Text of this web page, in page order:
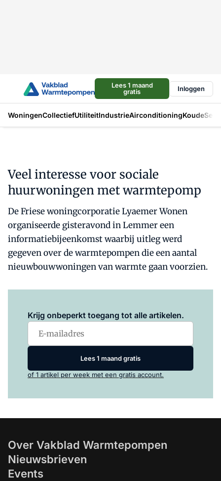
Lees 1 maand
gratis
Inloggen
WoningenCollectiefUtiliteitIndustrieAirconditioningKoude
Veel interesse voor sociale
huurwoningen met warmtepomp
De Friese woningcorporatie Lyaemer Wonen
organiseerde gisteravond in Lemmer een
informatiebijeenkomst waarbij uitleg werd
gegeven over de warmtepompen die een aantal
nieuwbouwwoningen van warmte gaan voorzien.
Krijg onbeperkt toegang tot alle artikelen.
Lees 1 maand gratis
of 1 artikel per week met een gratis account.
Over Vakblad Warmtepompen
Nieuwsbrieven
Events